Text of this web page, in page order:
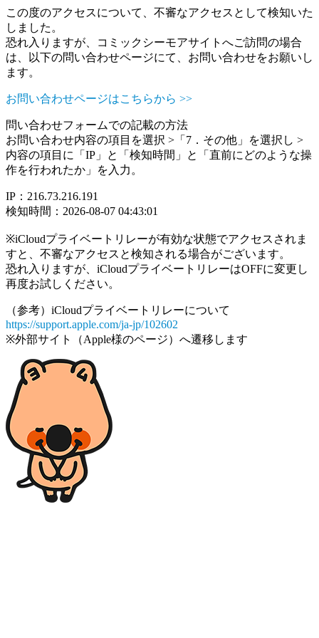
この度のアクセスについて、不審なアクセスとして検知いた
しました。
恐れ入りますが、コミックシーモアサイトへご訪問の場合
は、以下の問い合わせページにて、お問い合わせをお願いし
ます。
お問い合わせページはこちらから >>
問い合わせフォームでの記載の方法
お問い合わせ内容の項目を選択 >「7．その他」を選択し >
内容の項目に「IP」と「検知時間」と「直前にどのような操
作を行われたか」を入力。
IP：216.73.216.191
検知時間：2026-08-07 04:43:01
※iCloudプライベートリレーが有効な状態でアクセスされま
すと、不審なアクセスと検知される場合がございます。
恐れ入りますが、iCloudプライベートリレーはOFFに変更し
再度お試しください。
（参考）iCloudプライベートリレーについて
https://support.apple.com/ja-jp/102602
※外部サイト（Apple様のページ）へ遷移します